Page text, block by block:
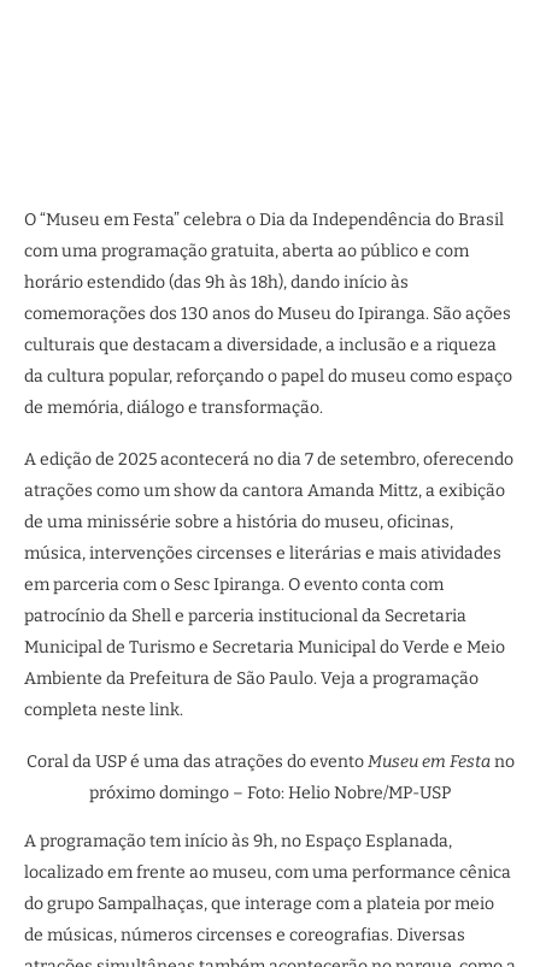
O “Museu em Festa” celebra o Dia da Independência do Brasil
com uma programação gratuita, aberta ao público e com
horário estendido (das 9h às 18h), dando início às
comemorações dos 130 anos do Museu do Ipiranga. São ações
culturais que destacam a diversidade, a inclusão e a riqueza
da cultura popular, reforçando o papel do museu como espaço
de memória, diálogo e transformação.
A edição de 2025 acontecerá no dia 7 de setembro, oferecendo
atrações como um show da cantora Amanda Mittz, a exibição
de uma minissérie sobre a história do museu, oficinas,
música, intervenções circenses e literárias e mais atividades
em parceria com o Sesc Ipiranga. O evento conta com
patrocínio da Shell e parceria institucional da Secretaria
Municipal de Turismo e Secretaria Municipal do Verde e Meio
Ambiente da Prefeitura de São Paulo. Veja a programação
completa neste link.
Coral da USP é uma das atrações do eventoMuseu em Festano
próximo domingo – Foto: Helio Nobre/MP-USP
A programação tem início às 9h, no Espaço Esplanada,
localizado em frente ao museu, com uma performance cênica
do grupo Sampalhaças, que interage com a plateia por meio
de músicas, números circenses e coreografias. Diversas